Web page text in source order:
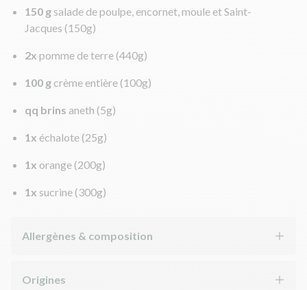
150 g salade de poulpe, encornet, moule et Saint-
Jacques (150g)
2x pomme de terre (440g)
100 g crème entière (100g)
qq brins aneth (5g)
1x échalote (25g)
1x orange (200g)
1x sucrine (300g)
Allergènes & composition
Origines